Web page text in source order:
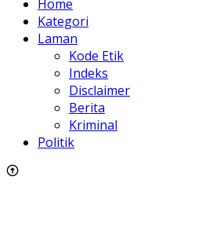
Home
Kategori
Laman
Kode Etik
Indeks
Disclaimer
Berita
Kriminal
Politik